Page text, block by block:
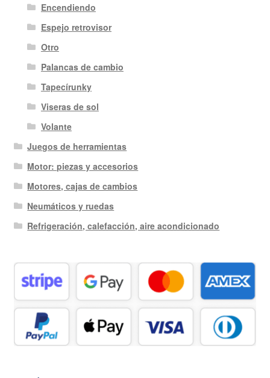
Encendiendo
Espejo retrovisor
Otro
Palancas de cambio
Tapecírunky
Viseras de sol
Volante
Juegos de herramientas
Motor: piezas y accesorios
Motores, cajas de cambios
Neumáticos y ruedas
Refrigeración, calefacción, aire acondicionado